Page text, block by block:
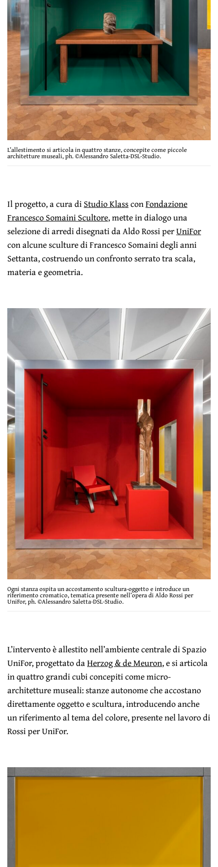
L’allestimento si articola in quattro stanze, concepite come piccole
architetture museali, ph. ©Alessandro Saletta-DSL-Studio.
Il progetto, a cura diStudio KlassconFondazione
Francesco Somaini Scultore, mette in dialogo una
selezione di arredi disegnati da Aldo Rossi perUniFor
con alcune sculture di Francesco Somaini degli anni
Settanta, costruendo un confronto serrato tra scala,
materia e geometria.
Ogni stanza ospita un accostamento scultura-oggetto e introduce un
riferimento cromatico, tematica presente nell’opera di Aldo Rossi per
UniFor, ph. ©Alessandro Saletta-DSL-Studio.
L’intervento è allestito nell’ambiente centrale di Spazio
UniFor, progettato daHerzog & de Meuron, e si articola
in quattro grandi cubi concepiti come micro-
architetture museali: stanze autonome che accostano
direttamente oggetto e scultura, introducendo anche
un riferimento al tema del colore, presente nel lavoro di
Rossi per UniFor.